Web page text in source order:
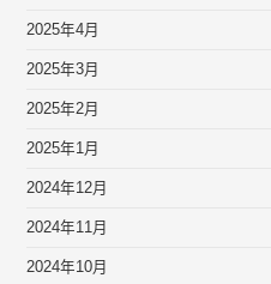
2025年4月
2025年3月
2025年2月
2025年1月
2024年12月
2024年11月
2024年10月